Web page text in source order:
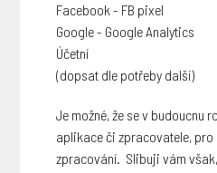
Facebook - FB pixel
Google - Google Analytics
Účetní
(dopsat dle potřeby další)
Je možné, že se v budoucnu
aplikace či zpracovatele, pro
zpracování. Slibuji vám